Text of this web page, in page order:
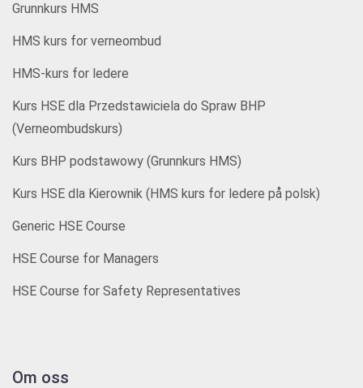
Grunnkurs HMS
HMS kurs for verneombud
HMS-kurs for ledere
Kurs HSE dla Przedstawiciela do Spraw BHP
(Verneombudskurs)
Kurs BHP podstawowy (Grunnkurs HMS)
Kurs HSE dla Kierownik (HMS kurs for ledere på polsk)
Generic HSE Course
HSE Course for Managers
HSE Course for Safety Representatives
Om oss